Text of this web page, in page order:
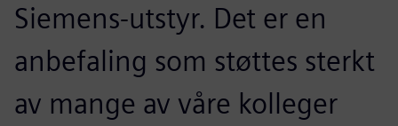
Siemens-utstyr. Det er en
anbefaling som støttes sterkt
av mange av våre kolleger